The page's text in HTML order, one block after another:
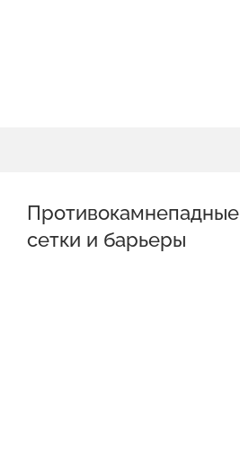
Противокамнепадные
сетки и барьеры